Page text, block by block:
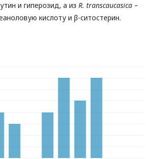
и гиперозид, а из R. transcaucasica –
кислоту и β-ситостерин.